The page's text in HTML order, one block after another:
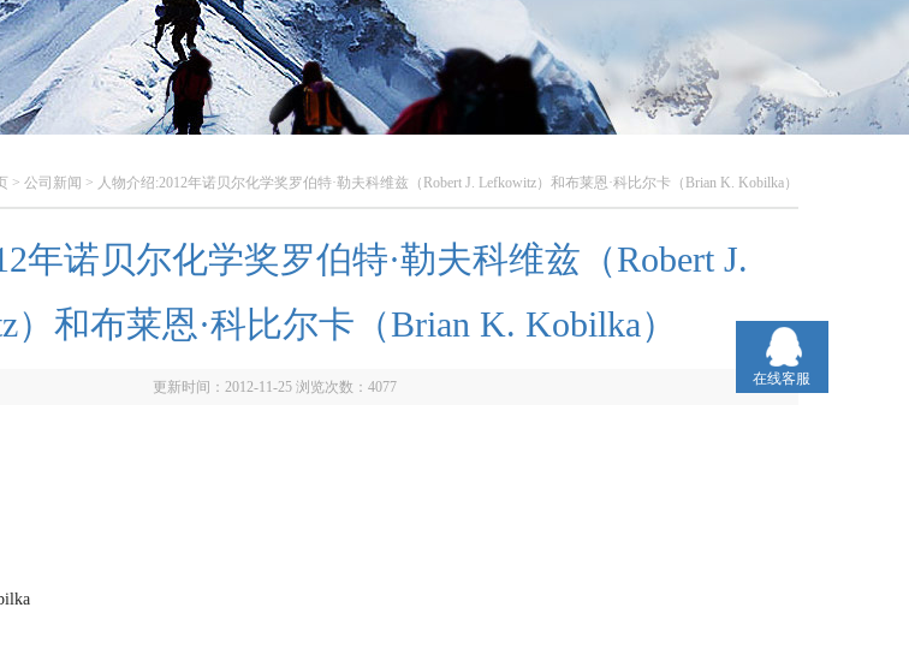
> 公司新闻 > 人物介绍:2012年诺贝尔化学奖罗伯特·勒夫科维兹（Robert J. Lefkowitz）和布莱恩·科比尔卡（Brian K. Kobilka）
年诺贝尔化学奖罗伯特·勒夫科维兹（Robert J.
）和布莱恩·科比尔卡（Brian K. Kobilka）
更新时间：2012-11-25 浏览次数： 4077
在线客服